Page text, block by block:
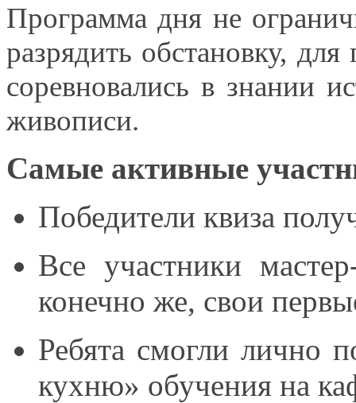
Программа дня не
разрядить обстановку,
соревновались в знании
живописи.
Самые активные
Победители квиза
Все участники
конечно же, свои
Ребята смогли лично
кухню» обучения на